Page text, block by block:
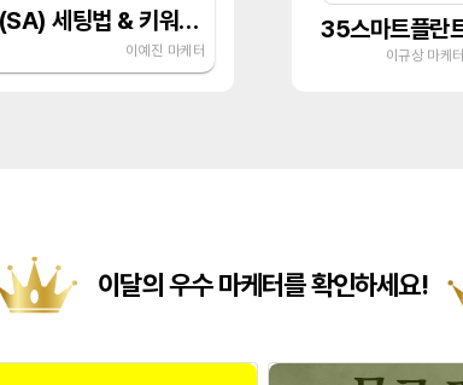
세팅법 & 키워드
드
이예진 마케터 이규상 마케터
이달의 우수 마케터를 확인하세요!